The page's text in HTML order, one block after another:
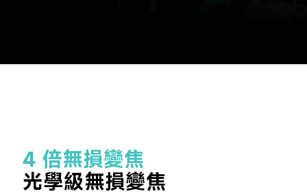
4 倍無損變焦
光學級無損變焦